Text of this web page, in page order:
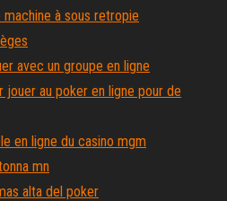
à sous retropie
avec un groupe en ligne
jouer au poker en ligne pour de
en ligne du casino mgm
mn
alta del poker